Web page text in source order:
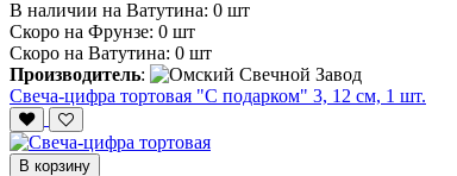
В наличии на Ватутина: 0 шт
Скоро на Фрунзе: 0 шт
Скоро на Ватутина: 0 шт
Производитель:
Свеча-цифра тортовая "С подарком" 3, 12 см, 1 шт.
В корзину